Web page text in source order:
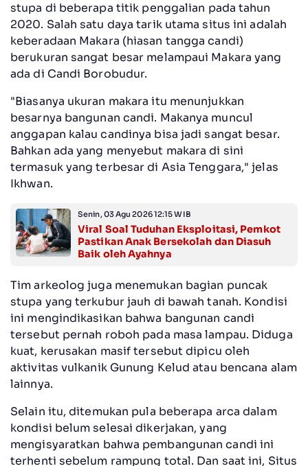
stupa di beberapa titik penggalian pada tahun
2020. Salah satu daya tarik utama situs ini adalah
keberadaan Makara (hiasan tangga candi)
berukuran sangat besar melampaui Makara yang
ada di Candi Borobudur.
"Biasanya ukuran makara itu menunjukkan
besarnya bangunan candi. Makanya muncul
anggapan kalau candinya bisa jadi sangat besar.
Bahkan ada yang menyebut makara di sini
termasuk yang terbesar di Asia Tenggara," jelas
Ikhwan.
Senin, 03 Agu 2026 12:15 WIB
Viral Soal Tuduhan Eksploitasi, Pemkot
Pastikan Anak Bersekolah dan Diasuh
Baik oleh Ayahnya
Tim arkeolog juga menemukan bagian puncak
stupa yang terkubur jauh di bawah tanah. Kondisi
ini mengindikasikan bahwa bangunan candi
tersebut pernah roboh pada masa lampau. Diduga
kuat, kerusakan masif tersebut dipicu oleh
aktivitas vulkanik Gunung Kelud atau bencana alam
lainnya.
Selain itu, ditemukan pula beberapa arca dalam
kondisi belum selesai dikerjakan, yang
mengisyaratkan bahwa pembangunan candi ini
terhenti sebelum rampung total. Dan saat ini, Situs